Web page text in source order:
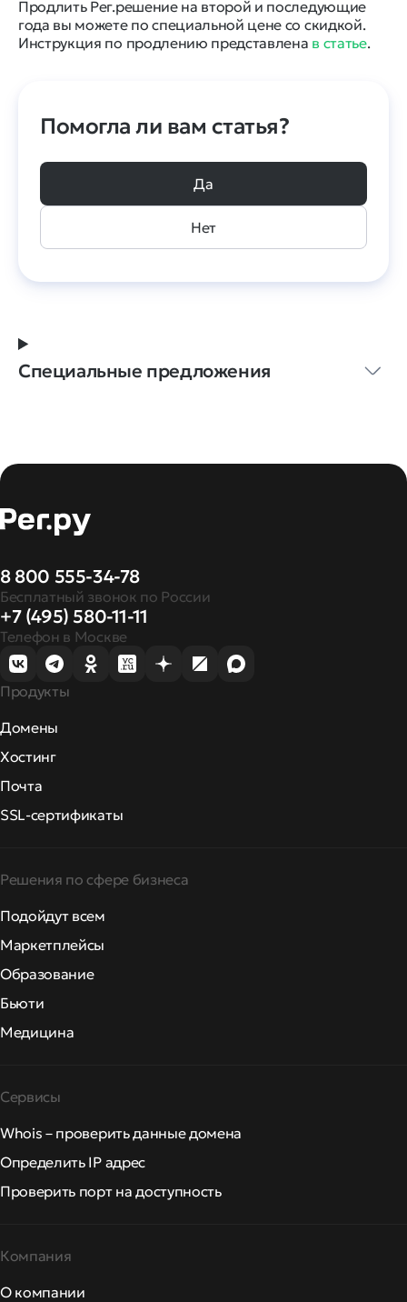
Продлить Рег.решение на второй и последующие
года вы можете по специальной цене со скидкой.
Инструкция по продлению представлена в статье.
Помогла ли вам статья?
Да
Нет
Специальные предложения
8 800 555-34-78
Бесплатный звонок по России
+7 (495) 580-11-11
Телефон в Москве
Продукты
Домены
Хостинг
Почта
SSL-сертификаты
Решения по сфере бизнеса
Подойдут всем
Маркетплейсы
Образование
Бьюти
Медицина
Сервисы
Whois – проверить данные домена
Определить IP адрес
Проверить порт на доступность
Компания
О компании